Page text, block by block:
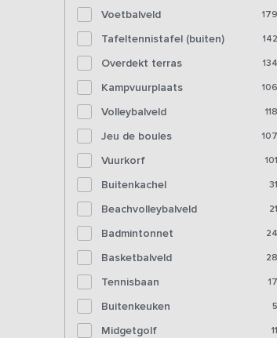
Voetbalveld 179
Tafeltennistafel (buiten) 142
Overdekt terras 134
Kampvuurplaats 106
Volleybalveld 118
Jeu de boules 107
Vuurkorf 101
Buitenkachel 31
Beachvolleybalveld 21
Badmintonnet 24
Basketbalveld 28
Tennisbaan 17
Buitenkeuken 5
Midgetgolf 11